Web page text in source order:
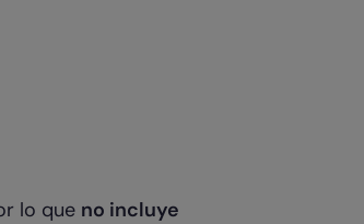
lo que no incluye